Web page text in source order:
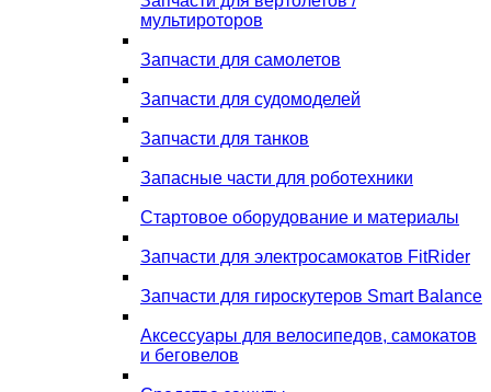
мультироторов
Запчасти для самолетов
Запчасти для судомоделей
Запчасти для танков
Запасные части для роботехники
Стартовое оборудование и материалы
Запчасти для электросамокатов FitRider
Запчасти для гироскутеров Smart Balance
Аксессуары для велосипедов, самокатов
и беговелов